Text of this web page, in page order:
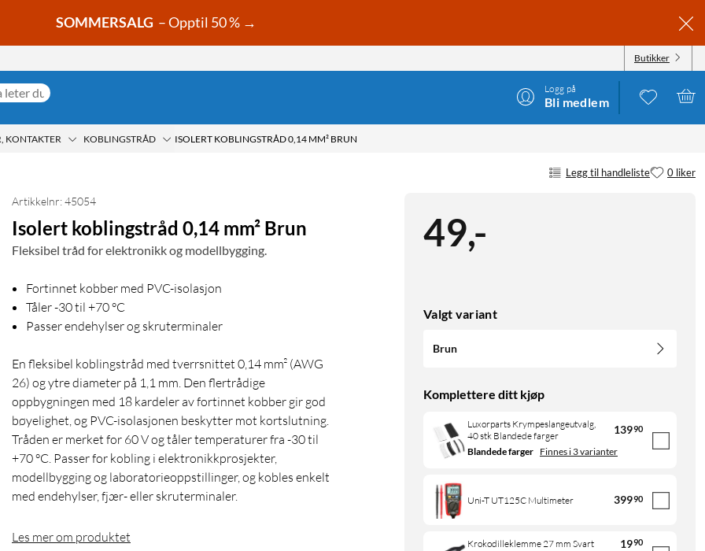
SOMMERSALG – Opptil 50 % →
Butikker
Logg på
Bli medlem
KONTAKTER KOBLINGSTRÅD ISOLERT KOBLINGSTRÅD 0,14 MM² BRUN
Legg til handleliste 0 liker
49,-
Valgt variant
Brun
Komplettere ditt kjøp
Luxorparts Krympeslangeutvalg,
40 stk Blandede farger
13990
Blandede farger Finnes i 3 varianter
Uni-T UT125C Multimeter 39990
Krokodilleklemme 27 mm Svart 1990
Artikkelnr: 45054
Isolert koblingstråd 0,14 mm² Brun
Fleksibel tråd for elektronikk og modellbygging.
Fortinnet kobber med PVC-isolasjon
Tåler -30 til +70 °C
Passer endehylser og skruterminaler
En fleksibel koblingstråd med tverrsnittet 0,14 mm² (AWG
26) og ytre diameter på 1,1 mm. Den flertrådige
oppbygningen med 18 kardeler av fortinnet kobber gir god
bøyelighet, og PVC-isolasjonen beskytter mot kortslutning.
Tråden er merket for 60 V og tåler temperaturer fra -30 til
+70 °C. Passer for kobling i elektronikkprosjekter,
modellbygging og laboratorieoppstillinger, og kobles enkelt
med endehylser, fjær- eller skruterminaler.
Les mer om produktet